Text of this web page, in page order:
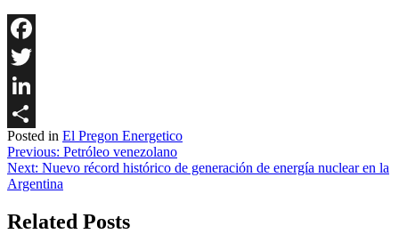
Facebook
Twitter
LinkedIn
Share
Posted in El Pregon Energetico
Navegación
de
Previous: Petróleo venezolano
Next: Nuevo récord histórico de generación de energía nuclear en la
Argentina
Related Posts